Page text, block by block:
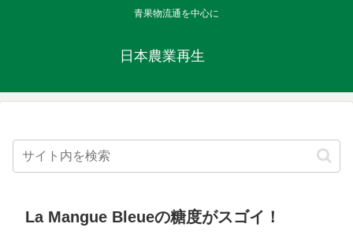
青果物流通を中心に
日本農業再生
La Mangue Bleueの糖度がスゴイ！